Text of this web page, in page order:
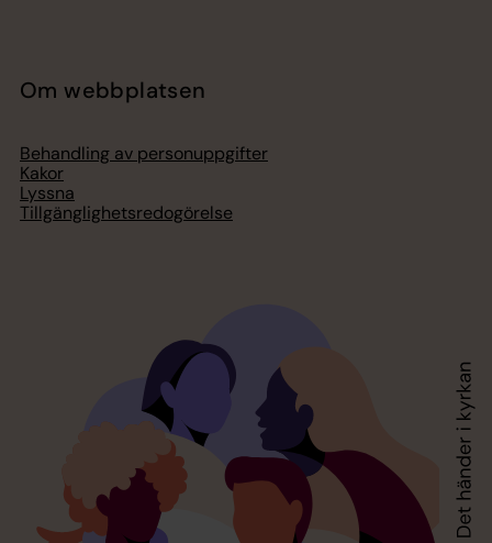
Om webbplatsen
Behandling av personuppgifter
Kakor
Lyssna
Tillgänglighetsredogörelse